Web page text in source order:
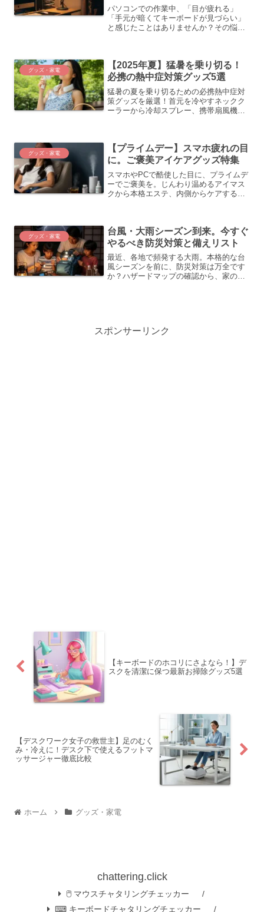
パソコンでの作業中、「目が疲れる」
「手元が暗くてキーボードが見づらい」
と感じたことはありませんか？その悩
だけでなく、デスク周りの雰囲...
グッズ・家電
【2025年夏】猛暑を乗り切る！
必携の熱中症対策グッズ5選
猛暑の夏を乗り切るための必携熱中症対
策グッズを厳選！首元を冷やすネックク
ーラーから冷却スプレー、携帯扇風機ま
グッズ・家電
【プライムデー】スマホ疲れの目
に。ご褒美アイケアグッズ特集
スマホやPCで酷使した目に、プライムデ
ーでご褒美を。じんわり温めるアイマス
クから本格エステ、内側からケアするサ
グッズ・家電
台風・大雨シーズン到来。今すぐ
やるべき防災対策と備えリスト
最近、各地で頻発する大雨。本格的な台
風シーズンを前に、防災対策は万全です
か？ハザードマップの確認から、家の備
スポンサーリンク
【キーボードのホコリにさよなら！】デ
スクを清潔に保つ最新お掃除グッズ5選
【デスクワーク女子の救世主】足のむく
み・冷えに！デスク下で使えるフットマ
ッサージャー徹底比較
ホーム グッズ・家電
chattering.click
🖱️ マウスチャタリングチェッカー
⌨ キーボードチャタリングチェッカー